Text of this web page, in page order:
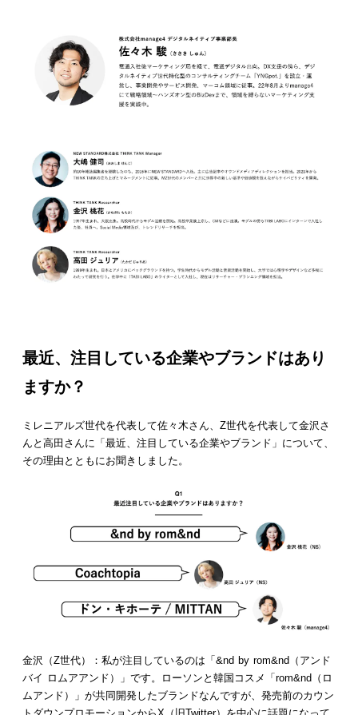
最近、注目している企業やブランドはあり
ますか？
ミレニアルズ世代を代表して佐々木さん、Z世代を代表して金沢さ
んと高田さんに「最近、注目している企業やブランド」について、
その理由とともにお聞きしました。
金沢（Z世代）：私が注目しているのは「&nd by rom&nd（アンド
バイ ロムアアンド）」です。ローソンと韓国コスメ「rom&nd（ロ
ムアンド）」が共同開発したブランドなんですが、発売前のカウン